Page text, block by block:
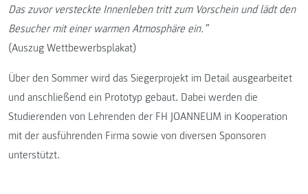
Das zuvor versteckte Innenleben tritt zum Vorschein und lädt den
Besucher mit einer warmen Atmosphäre ein.”
(Auszug Wettbewerbsplakat)
Über den Sommer wird das Siegerprojekt im Detail ausgearbeitet
und anschließend ein Prototyp gebaut. Dabei werden die
Studierenden von Lehrenden der FH JOANNEUM in Kooperation
mit der ausführenden Firma sowie von diversen Sponsoren
unterstützt.